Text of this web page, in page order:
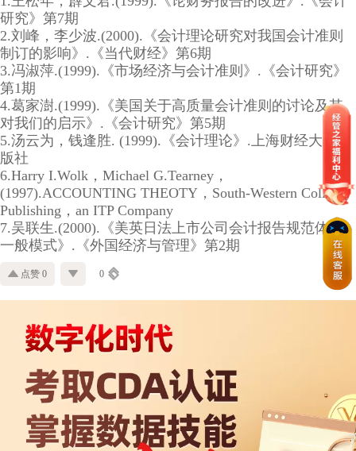
研究》第7期
2.刘峰，李少波.(2000).《会计理论研究对我国会计准则
制订的影响》.《当代财经》第6期
3.冯淑萍.(1999).《市场经济与会计准则》.《会计研究》
第1期
4.葛家澍.(1999).《美国关于高质量会计准则的讨论及其
对我们的启示》.《会计研究》第5期
5.汤云为，钱逢胜. (1999).《会计理论》.上海财经大学出
版社
6.Harry I.Wolk，Michael G.Tearney，
(1997).ACCOUNTING THEOTY，South-Western College
Publishing，an ITP Company
7.吴联生.(2000).《美英日法上市公司会计报告规范体系
一般模式》.《外国经济与管理》第2期
点赞 0 0